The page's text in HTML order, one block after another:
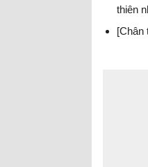
thiên
[Chân